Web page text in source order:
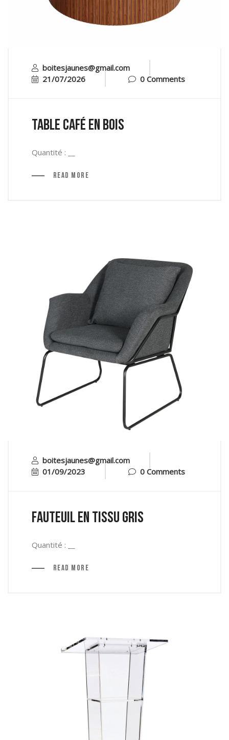
boitesjaunes@gmail.com
21/07/2026
0 Comments
Table café en bois
Quantité : __
Read More
boitesjaunes@gmail.com
01/09/2023
0 Comments
Fauteuil en tissu gris
Quantité : __
Read More